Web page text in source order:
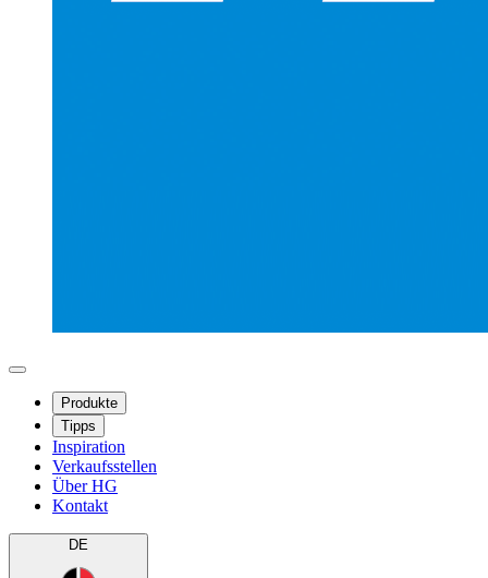
Produkte
Tipps
Inspiration
Verkaufsstellen
Über HG
Kontakt
DE